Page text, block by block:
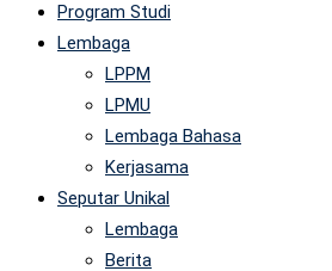
Program Studi
Lembaga
LPPM
LPMU
Lembaga Bahasa
Kerjasama
Seputar Unikal
Lembaga
Berita